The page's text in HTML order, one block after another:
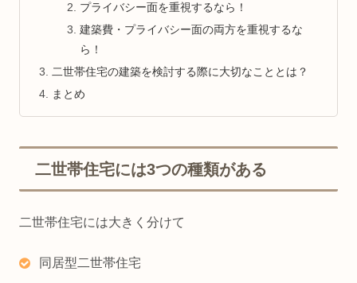
プライバシー面を重視するなら！
建築費・プライバシー面の両方を重視するな
ら！
二世帯住宅の建築を検討する際に大切なこととは？
まとめ
二世帯住宅には3つの種類がある
二世帯住宅には大きく分けて
同居型二世帯住宅